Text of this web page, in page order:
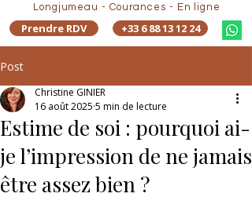
Longjumeau - Courances - En ligne
Prendre RDV +33 6 88 13 12 24
Post
Estime de soi : pourquoi ai-
je l’impression de ne jamais
être assez bien ?
Christine GINIER
16 août 2025 5 min de lecture